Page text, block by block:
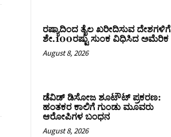
ರಷ್ಯಾದಿಂದ ತೈಲ ಖರೀದಿಸುವ ದೇಶಗಳಿಗೆ
ಶೇ.100ರಷ್ಟು ಸುಂಕ ವಿಧಿಸಿದ ಅಮೆರಿಕ
August 8, 2026
ಡೆವಿಡ್ ಡಿಸೋಜ ಶೂಟೌಟ್ ಪ್ರಕರಣ:
ಹಂತಕರ ಕಾಲಿಗೆ ಗುಂಡು ಮೂವರು
ಆರೋಪಿಗಳ ಬಂಧನ
August 8, 2026